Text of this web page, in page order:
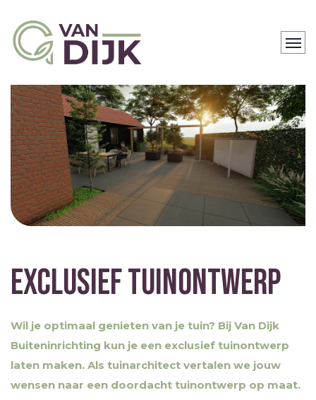
EXCLUSIEF TUINONTWERP
Wil je optimaal genieten van je tuin? Bij Van Dijk
Buiteninrichting kun je een exclusief tuinontwerp
laten maken. Als tuinarchitect vertalen we jouw
wensen naar een doordacht tuinontwerp op maat.